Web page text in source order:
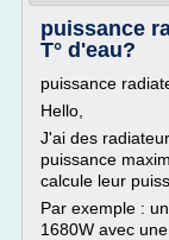
puissance
T° d'eau?
puissance
Hello,
J'ai des
puissance
calcule leur
Par exemple :
1680W avec